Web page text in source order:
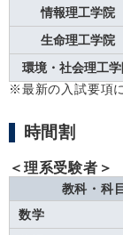
情報理工学院
生命理工学院
環境・社会理工
※最新の入試要項
時間割
＜理系受験者＞
教科・科目
数学